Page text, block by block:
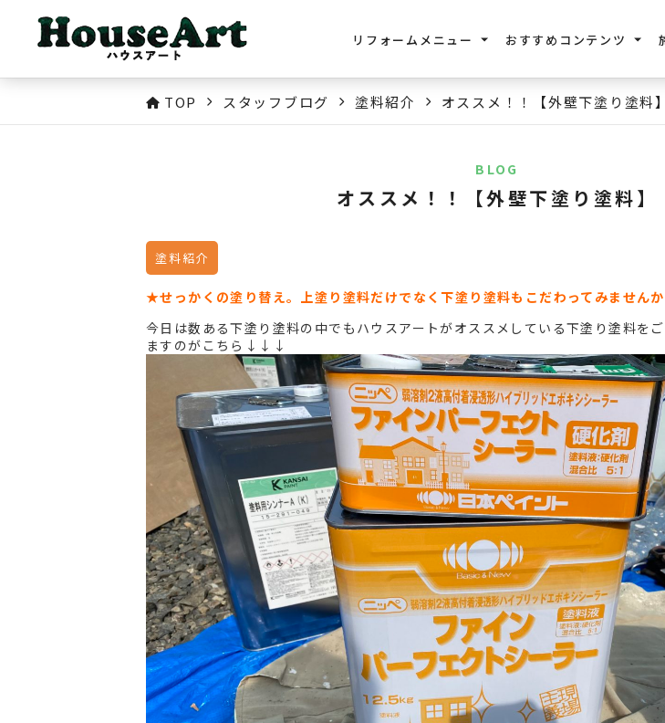
リフォームメニュー おすすめコンテンツ
TOP スタッフブログ 塗料紹介 オススメ！！【外壁下塗り塗料】
BLOG
オススメ！！【外壁下塗り塗料】
塗料紹介
★せっかくの塗り替え。上塗り塗料だけでなく下塗り塗料もこだわってみませ
今日は数ある下塗り塗料の中でもハウスアートがオススメしている下塗り塗料を
ますのがこちら↓↓↓